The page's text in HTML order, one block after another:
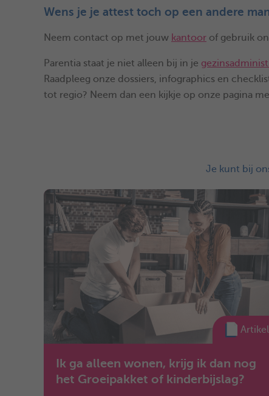
Wens je je attest toch op een andere
Neem contact op met jouw kantoor of gebruik
Parentia staat je niet alleen bij in je
Raadpleeg onze dossiers, infographics en
tot regio? Neem dan een kijkje op onze pagina
Je kunt bij
Artikel
Ik ga alleen wonen, krijg ik dan nog
het Groeipakket of kinderbijslag?